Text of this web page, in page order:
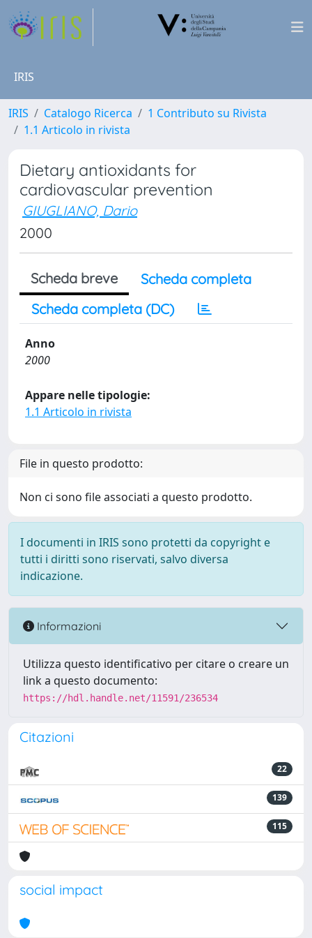
IRIS
IRIS Catalogo Ricerca
1 Contributo su Rivista
1.1 Articolo in rivista
Dietary antioxidants for
cardiovascular prevention
GIUGLIANO, Dario
2000
Scheda breve
Scheda completa
Scheda completa (DC)
Anno
2000
Appare nelle tipologie:
1.1 Articolo in rivista
File in questo prodotto:
Non ci sono file associati a questo prodotto.
I documenti in IRIS sono protetti da copyright e
tutti i diritti sono riservati, salvo diversa
indicazione.
Informazioni
Utilizza questo identificativo per citare o creare un
link a questo documento:
https://hdl.handle.net/11591/236534
Citazioni
22
139
115
social impact